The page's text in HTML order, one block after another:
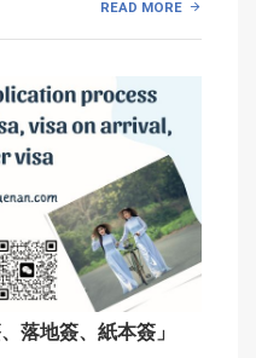
READ MORE
落地簽、紙本簽」